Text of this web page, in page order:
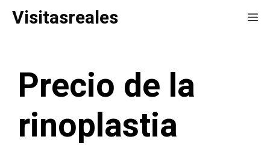
Saltar
Visitasreales
Precio de la
rinoplastia